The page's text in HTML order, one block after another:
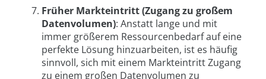
Früher Markteintritt (Zugang zu großem
Datenvolumen): Anstatt lange und mit
immer größerem Ressourcenbedarf auf eine
perfekte Lösung hinzuarbeiten, ist es häufig
sinnvoll, sich mit einem Markteintritt Zugang
zu einem großen Datenvolumen zu